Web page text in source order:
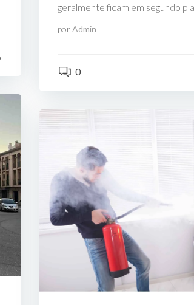
geralmente ficam em segundo
porAdmin
0